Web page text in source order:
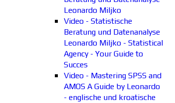
Leonardo Miljko
Video - Statistische
Beratung und Datenanalyse
Leonardo Miljko - Statistical
Agency - Your Guide to
Succes
Video - Mastering SPSS and
AMOS A Guide by Leonardo
- englische und kroatische